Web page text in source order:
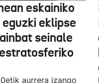
eskainiko
eklipse
seinale
aurrera izango